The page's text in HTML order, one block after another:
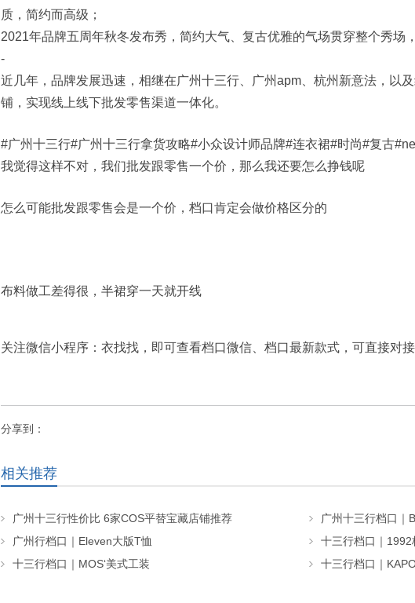
质，简约而高级；
2021年品牌五周年秋冬发布秀，简约大气、复古优雅的气场贯穿整个秀场
-
近几年，品牌发展迅速，相继在广州十三行、广州apm、杭州新意法，以
铺，实现线上线下批发零售渠道一体化。
#广州十三行#广州十三行拿货攻略#小众设计师品牌#连衣裙#时尚#复古
我觉得这样不对，我们批发跟零售一个价，那么我还要怎么挣钱呢
怎么可能批发跟零售会是一个价，档口肯定会做价格区分的
布料做工差得很，半裙穿一天就开线
关注微信小程序：衣找找，即可查看档口微信、档口最新款式，可直接对
分享到：
相关推荐
广州十三行性价比 6家COS平替宝藏店铺推荐
广州十三行档口｜
广州行档口｜Eleven大版T恤
十三行档口｜1992
十三行档口｜MOS‘美式工装
十三行档口｜